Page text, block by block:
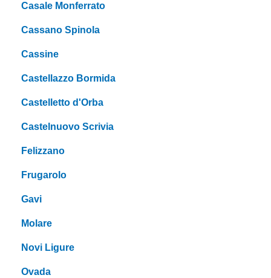
Casale Monferrato
Cassano Spinola
Cassine
Castellazzo Bormida
Castelletto d'Orba
Castelnuovo Scrivia
Felizzano
Frugarolo
Gavi
Molare
Novi Ligure
Ovada